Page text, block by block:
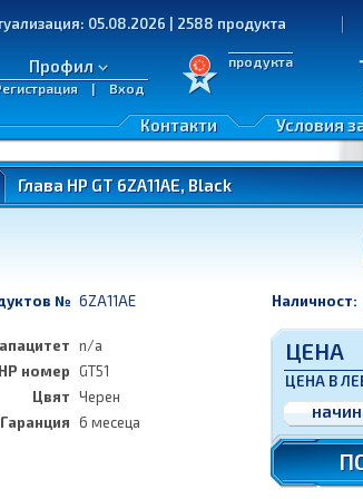
05.08.2026 | 2588 продукта
Профил
| Вход
продукта
Условия
Контакти
Глава HP GT 6ZA11AE, Black
№ 6ZA11AE
n/a
HP номер GT51
Цвят Черен
Гаранция 6 месеца
Наличност:
ЦЕНА
ЦЕНА В